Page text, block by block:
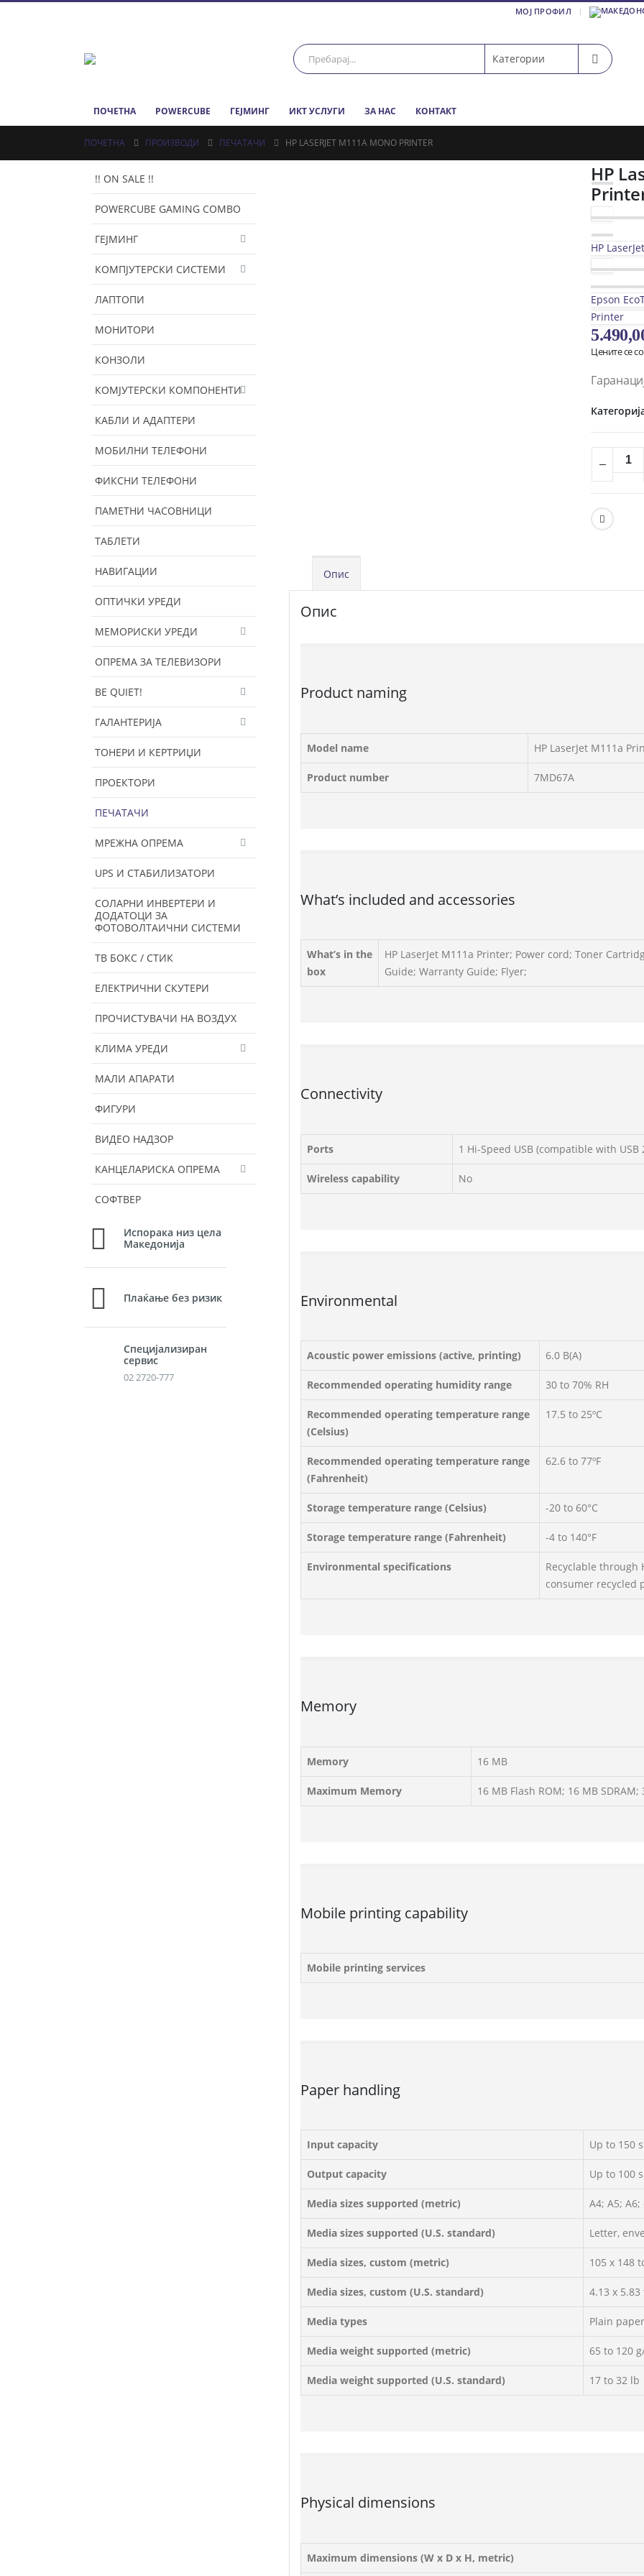
МОЈ ПРОФИЛ
ПОЧЕТНА POWERCUBE ГЕЈМИНГ ИКТ УСЛУГИ ЗА НАС КОНТАКТ
ПОЧЕТНА ПРОИЗВОДИ ПЕЧАТАЧИ HP LASERJET M111A MONO PRINTER
HP
HP
Epson
Printer
Цените се
Опис
Опис
Product naming
Model name HP LaserJet M111a
Product number 7MD67A
What’s included and accessories
What’s in the
box
HP LaserJet M111a Printer; Power cord; Toner
Guide; Warranty Guide; Flyer;
Connectivity
Ports 1 Hi-Speed USB (compatible with
Wireless capability No
Environmental
Acoustic power emissions (active, printing) 6.0 B(A)
Recommended operating humidity range 30 to 70% RH
Recommended operating temperature range
(Celsius)
17.5 to 25ºC
Recommended operating temperature range
(Fahrenheit)
62.6 to 77ºF
Storage temperature range (Celsius) -20 to 60°C
Storage temperature range (Fahrenheit) -4 to 140°F
Environmental specifications
Recyclable through
consumer recycled
Memory
Memory 16 MB
Maximum Memory 16 MB Flash ROM; 16 MB SDRAM;
Mobile printing capability
Mobile printing services
Paper handling
Input capacity Up to 150
Output capacity Up to 100
Media sizes supported (metric) A4; A5;
Media sizes supported (U.S. standard) Letter,
Media sizes, custom (metric) 105 x 148
Media sizes, custom (U.S. standard) 4.13 x
Media types Plain
Media weight supported (metric) 65 to 120
Media weight supported (U.S. standard) 17 to 32 lb
Physical dimensions
Maximum dimensions (W x D x H, metric)
!! ON SALE !!
POWERCUBE GAMING COMBO
ГЕЈМИНГ
КОМПЈУТЕРСКИ СИСТЕМИ
ЛАПТОПИ
МОНИТОРИ
КОНЗОЛИ
КОМЈУТЕРСКИ КОМПОНЕНТИ
КАБЛИ И АДАПТЕРИ
МОБИЛНИ ТЕЛЕФОНИ
ФИКСНИ ТЕЛЕФОНИ
ПАМЕТНИ ЧАСОВНИЦИ
ТАБЛЕТИ
НАВИГАЦИИ
ОПТИЧКИ УРЕДИ
МЕМОРИСКИ УРЕДИ
ОПРЕМА ЗА ТЕЛЕВИЗОРИ
BE QUIET!
ГАЛАНТЕРИЈА
ТОНЕРИ И КЕРТРИЏИ
ПРОЕКТОРИ
ПЕЧАТАЧИ
МРЕЖНА ОПРЕМА
UPS И СТАБИЛИЗАТОРИ
СОЛАРНИ ИНВЕРТЕРИ И
ДОДАТОЦИ ЗА
ФОТОВОЛТАИЧНИ СИСТЕМИ
ТВ БОКС / СТИК
ЕЛЕКТРИЧНИ СКУТЕРИ
ПРОЧИСТУВАЧИ НА ВОЗДУХ
КЛИМА УРЕДИ
МАЛИ АПАРАТИ
ФИГУРИ
ВИДЕО НАДЗОР
КАНЦЕЛАРИСКА ОПРЕМА
СОФТВЕР
Испорака низ цела
Македонија
Плаќање без ризик
Специјализиран
сервис
02 2720-777